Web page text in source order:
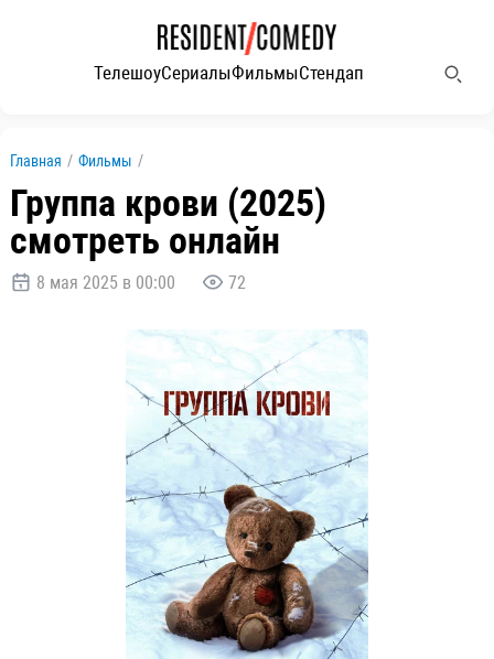
ТелешоуСериалыФильмыСтендап
Главная / Фильмы /
Группа крови (2025)
смотреть онлайн
8 мая 2025 в 00:00 72